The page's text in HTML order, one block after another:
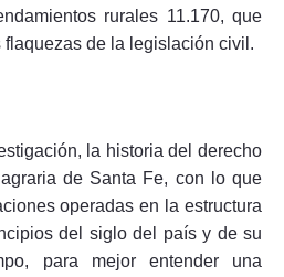
rurales 11.170, que
de la legislación civil.
la historia del derecho
de Santa Fe, con lo que
operadas en la estructura
del siglo del país y de su
para mejor entender una